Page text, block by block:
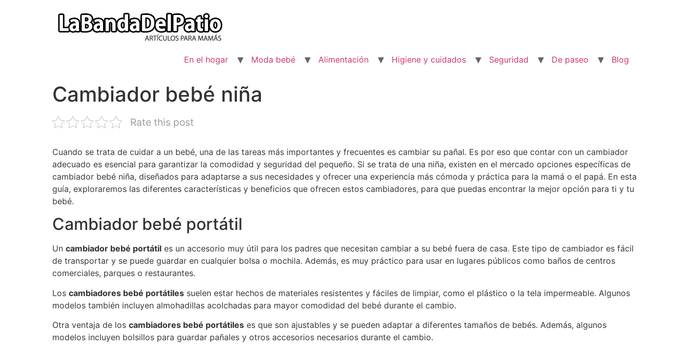
En el hogar Moda bebé Alimentación Higiene y cuidados Seguridad De paseo Blog
Cambiador bebé niña
Rate this post
Cuando se trata de cuidar a un bebé, una de las tareas más importantes y frecuentes es cambiar su pañal. Es por eso que contar con un cambiador
adecuado es esencial para garantizar la comodidad y seguridad del pequeño. Si se trata de una niña, existen en el mercado opciones específicas de
cambiador bebé niña, diseñados para adaptarse a sus necesidades y ofrecer una experiencia más cómoda y práctica para la mamá o el papá. En esta
guía, exploraremos las diferentes características y beneficios que ofrecen estos cambiadores, para que puedas encontrar la mejor opción para ti y tu
bebé.
Cambiador bebé portátil
Un cambiador bebé portátil es un accesorio muy útil para los padres que necesitan cambiar a su bebé fuera de casa. Este tipo de cambiador es fácil
de transportar y se puede guardar en cualquier bolsa o mochila. Además, es muy práctico para usar en lugares públicos como baños de centros
comerciales, parques o restaurantes.
Los cambiadores bebé portátiles suelen estar hechos de materiales resistentes y fáciles de limpiar, como el plástico o la tela impermeable. Algunos
modelos también incluyen almohadillas acolchadas para mayor comodidad del bebé durante el cambio.
Otra ventaja de los cambiadores bebé portátiles es que son ajustables y se pueden adaptar a diferentes tamaños de bebés. Además, algunos
modelos incluyen bolsillos para guardar pañales y otros accesorios necesarios durante el cambio.